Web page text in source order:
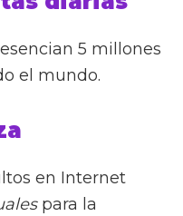
5 millones
el mundo.
en Internet
para la